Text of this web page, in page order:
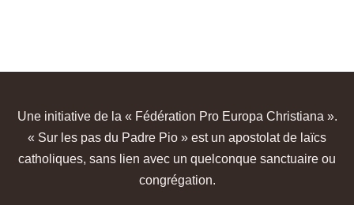
Une initiative de la « Fédération Pro Europa Christiana ».
« Sur les pas du Padre Pio » est un apostolat de laïcs
catholiques, sans lien avec un quelconque sanctuaire ou
congrégation.